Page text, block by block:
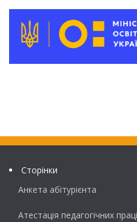
Сторінки
Анкета абітурієнта
Атестація педагогічних